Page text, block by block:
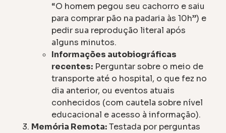
“O homem pegou seu cachorro e saiu
para comprar pão na padaria às 10h”) e
pedir sua reprodução literal após
alguns minutos.
Informações autobiográficas
recentes: Perguntar sobre o meio de
transporte até o hospital, o que fez no
dia anterior, ou eventos atuais
conhecidos (com cautela sobre nível
educacional e acesso à informação).
Memória Remota:Testada por perguntas